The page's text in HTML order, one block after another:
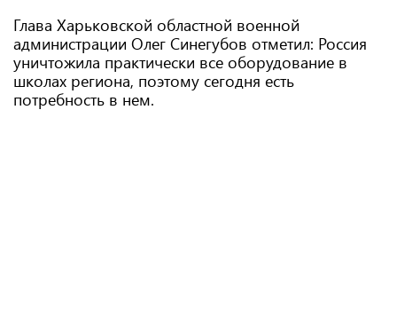
Глава Харьковской областной военной
администрации Олег Синегубов отметил: Россия
уничтожила практически все оборудование в
школах региона, поэтому сегодня есть
потребность в нем.